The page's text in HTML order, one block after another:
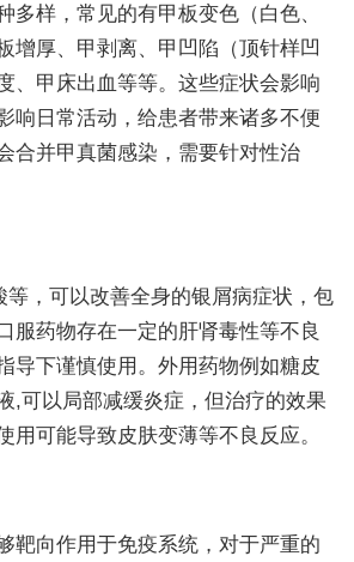
多样，常见的有甲板变色（白色、
增厚、甲剥离、甲凹陷（顶针样凹
、甲床出血等等。这些症状会影响
响日常活动，给患者带来诸多不便
合并甲真菌感染，需要针对性治
等，可以改善全身的银屑病症状，包
服药物存在一定的肝肾毒性等不良
导下谨慎使用。外用药物例如糖皮
,可以局部减缓炎症，但治疗的效果
用可能导致皮肤变薄等不良反应。
靶向作用于免疫系统，对于严重的